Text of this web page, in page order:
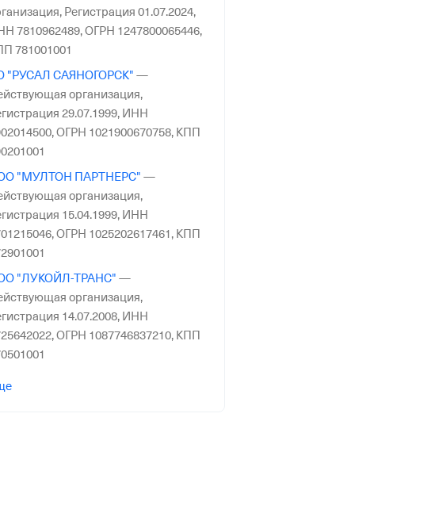
Регистрация 01.07.2024,
7810962489,ОГРН 1247800065446,
781001001
"РУСАЛ САЯНОГОРСК" —
организация,
29.07.1999, ИНН
ОГРН 1021900670758, КПП
"МУЛТОН ПАРТНЕРС" —
организация,
15.04.1999, ИНН
ОГРН 1025202617461, КПП
"ЛУКОЙЛ-ТРАНС" —
организация,
14.07.2008, ИНН
ОГРН 1087746837210, КПП
"ОЗК ТРЕЙДИНГ"